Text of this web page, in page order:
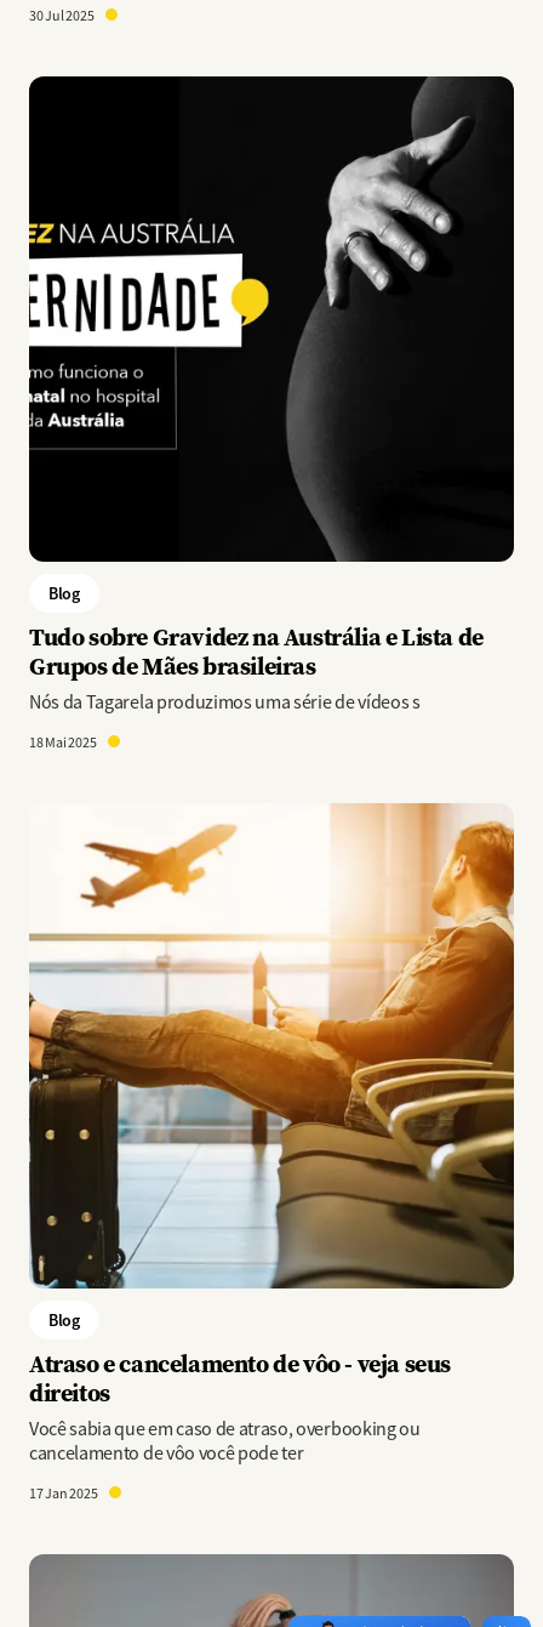
30 Jul 2025
Imagem
Blog
Tudo sobre Gravidez na Austrália e Lista de
Grupos de Mães brasileiras
Nós da Tagarela produzimos uma série de vídeos s
18 Mai 2025
Blog
Atraso e cancelamento de vôo - veja seus
direitos
Você sabia que em caso de atraso, overbooking ou
cancelamento de vôo você pode ter
17 Jan 2025
Imagem